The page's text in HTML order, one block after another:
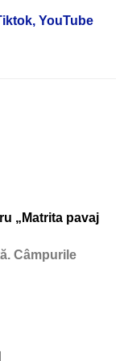
YouTube
„Matrita pavaj
Câmpurile